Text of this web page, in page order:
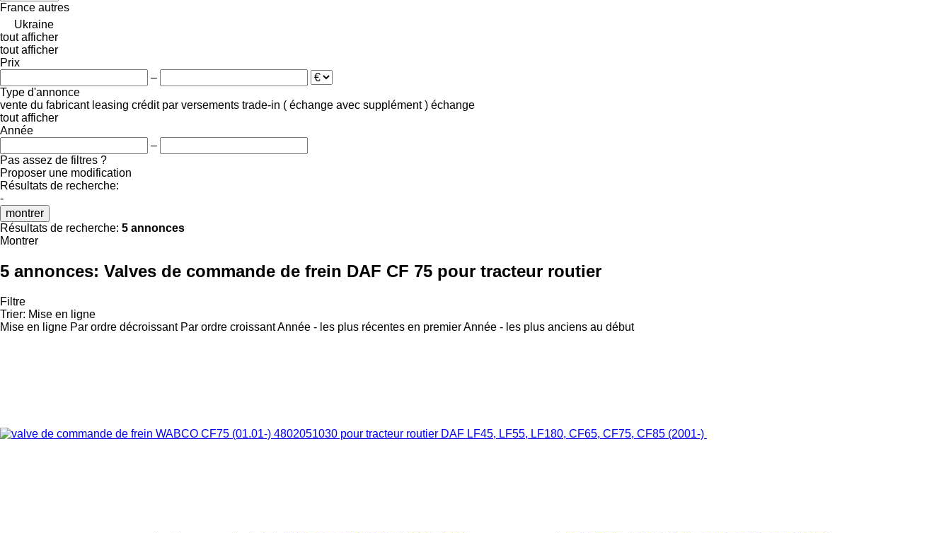
France autres
Ukraine
tout afficher
tout afficher
Prix
–
Type d'annonce
vente du fabricant leasing crédit par versements trade-in ( échange avec supplément ) échange
tout afficher
Année
–
Pas assez de filtres ?
Proposer une modification
Résultats de recherche:
-
montrer
Résultats de recherche: 5 annonces
Montrer
5 annonces: Valves de commande de frein DAF CF 75 pour tracteur routier
Filtre
Trier: Mise en ligne
Mise en ligne Par ordre décroissant Par ordre croissantAnnée - les plus récentes en premierAnnée - les plus anciens au début